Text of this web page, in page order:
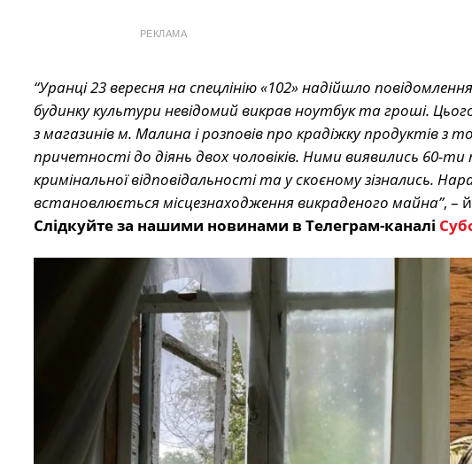
РЕКЛАМА
“Уранці 23 вересня на спецлінію «102» надійшло
будинку культури невідомий викрав ноутбук та гроші.
з магазинів м. Малина і розповів про крадіжку продуктів з
причетності до діянь двох чоловіків. Ними виявились 60-
кримінальної відповідальності та у скоєному зізнались.
встановлюється місцезнаходження викраденого майна”, –
Слідкуйте за нашими новинами в Телеграм-каналі